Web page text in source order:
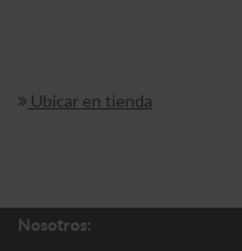
Ubicar en tienda
Nosotros: